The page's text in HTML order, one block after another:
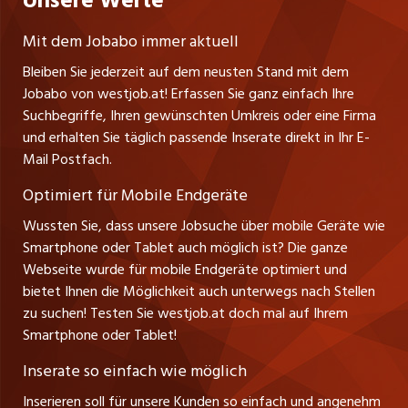
Lehrstellen
Führungspositionen
Management / Kader-Jobs
jobmittelland.ch
jobbern.ch
jobbasel.ch
zentraljob.ch
myjob.ch
schaffu.ch (VS)
ajourjob.ch
russmedia.com
vol.at
Gutenbergstrasse 1
A-6858 Schwarzach
Stefan Spötl
Tel. +43 664 39 47 47 7
Leiter westjob.at
Andrea Graf
Tel. +43 664 20 30 02 1
Verkauf und Beratung
Mit dem Jobabo immer aktuell
Bleiben Sie jederzeit auf dem neusten Stand mit dem
Jobabo von westjob.at! Erfassen Sie ganz einfach Ihre
Suchbegriffe, Ihren gewünschten Umkreis oder eine Firma
und erhalten Sie täglich passende Inserate direkt in Ihr E-
Mail Postfach.
Optimiert für Mobile Endgeräte
Wussten Sie, dass unsere Jobsuche über mobile Geräte wie
Smartphone oder Tablet auch möglich ist? Die ganze
Webseite wurde für mobile Endgeräte optimiert und
bietet Ihnen die Möglichkeit auch unterwegs nach Stellen
zu suchen! Testen Sie westjob.at doch mal auf Ihrem
Smartphone oder Tablet!
Inserate so einfach wie möglich
Inserieren soll für unsere Kunden so einfach und angenehm